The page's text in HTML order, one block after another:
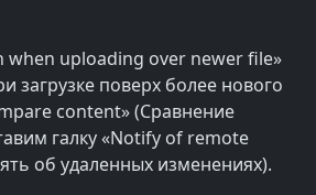
when uploading over newer file»
загрузке поверх более нового
content» (Сравнение
галку «Notify of remote
об удаленных изменениях).